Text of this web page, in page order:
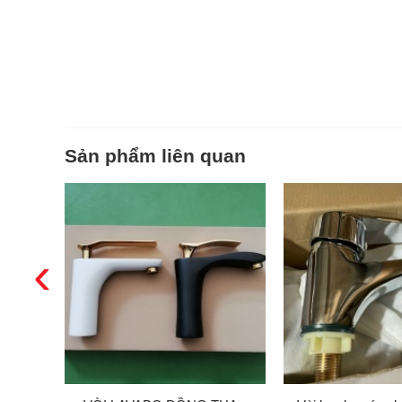
Sản phẩm liên quan
‹